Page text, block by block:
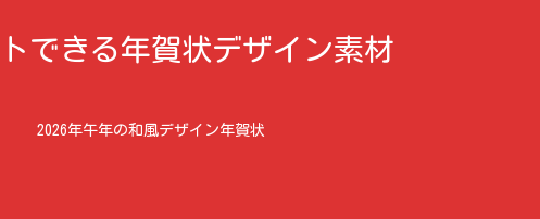
できる年賀状デザイン素材
2026年午年の和風デザイン年賀状